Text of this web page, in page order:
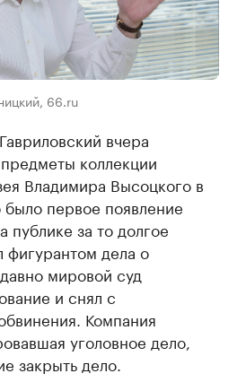
66.ru
вчера
коллекции
Владимира Высоцкого в
первое появление
публике за то долгое
фигурантом дела о
мировой суд
и снял с
Компания
уголовное дело,
закрыть дело.